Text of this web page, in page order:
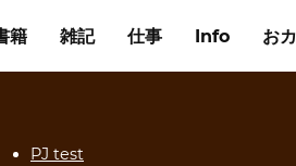
もうご存じだと思います。
0 3.6k.
籍 雑記 仕事 Info お
PJ test